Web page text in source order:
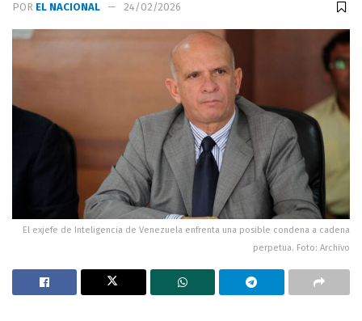
POR EL NACIONAL 24/02/2026
El exjefe de Inteligencia de Venezuela enfrenta una posible condena a cadena
perpetua. Foto: Archivo